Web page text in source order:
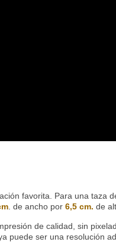
favorita. Para una taza
. de ancho por 6,5 cm. de
de calidad, sin
puede ser una resolución